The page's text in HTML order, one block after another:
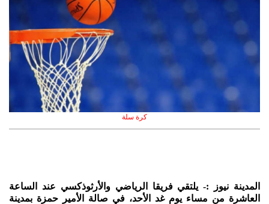
كرة سلة
المدينة نيوز :- يلتقي فريقا الرياضي والأرثوذكسي عند الساعة
العاشرة من مساء يوم غد الأحد، في صالة الأمير حمزة بمدينة